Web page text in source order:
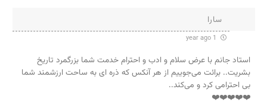
سارا
استاد جانم با عرض سلام و ادب و احترام خدمت شما بزرگمرد تاریخ
بشریت.. برائت می‌جوییم از هر آنکس که ذره ای به ساحت ارزشمند شما
بی احترامی کرد و می‌کند..
❤️❤️❤️❤️❤️